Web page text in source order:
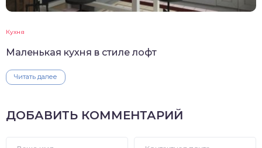
Кухня
Маленькая кухня в стиле лофт
Читать далее
ДОБАВИТЬ КОММЕНТАРИЙ